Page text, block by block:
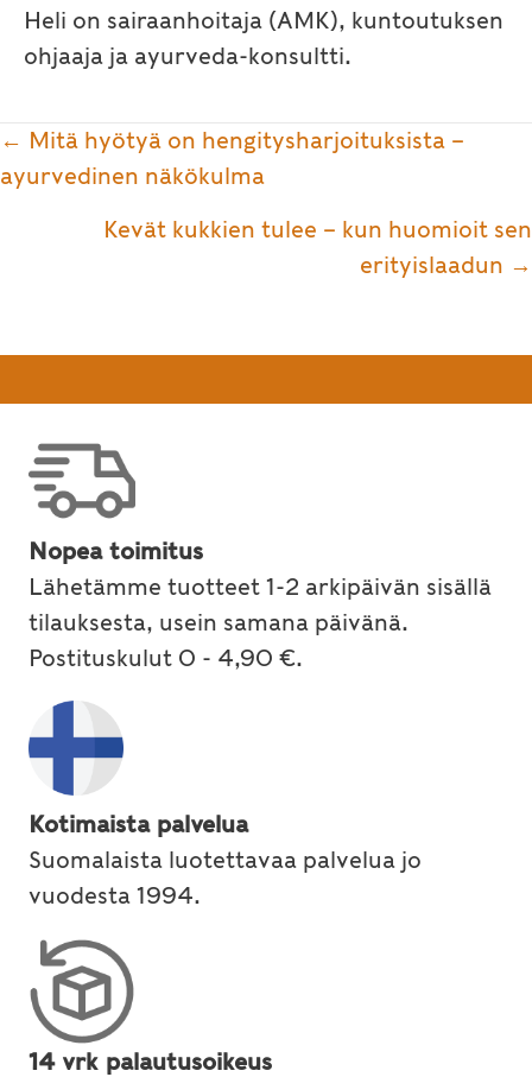
Heli on sairaanhoitaja (AMK), kuntoutuksen
ohjaaja ja ayurveda-konsultti.
Posts
navigation
← Mitä hyötyä on hengitysharjoituksista –
ayurvedinen näkökulma
Kevät kukkien tulee – kun huomioit sen
erityislaadun →
Nopea toimitus
Lähetämme tuotteet 1-2 arkipäivän sisällä
tilauksesta, usein samana päivänä.
Postituskulut 0 - 4,90 €.
Kotimaista palvelua
Suomalaista luotettavaa palvelua jo
vuodesta 1994.
14 vrk palautusoikeus